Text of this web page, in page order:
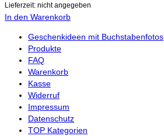
Lieferzeit: nicht angegeben
In den Warenkorb
Geschenkideen mit Buchstabenfotos
Produkte
FAQ
Warenkorb
Kasse
Widerruf
Impressum
Datenschutz
TOP Kategorien